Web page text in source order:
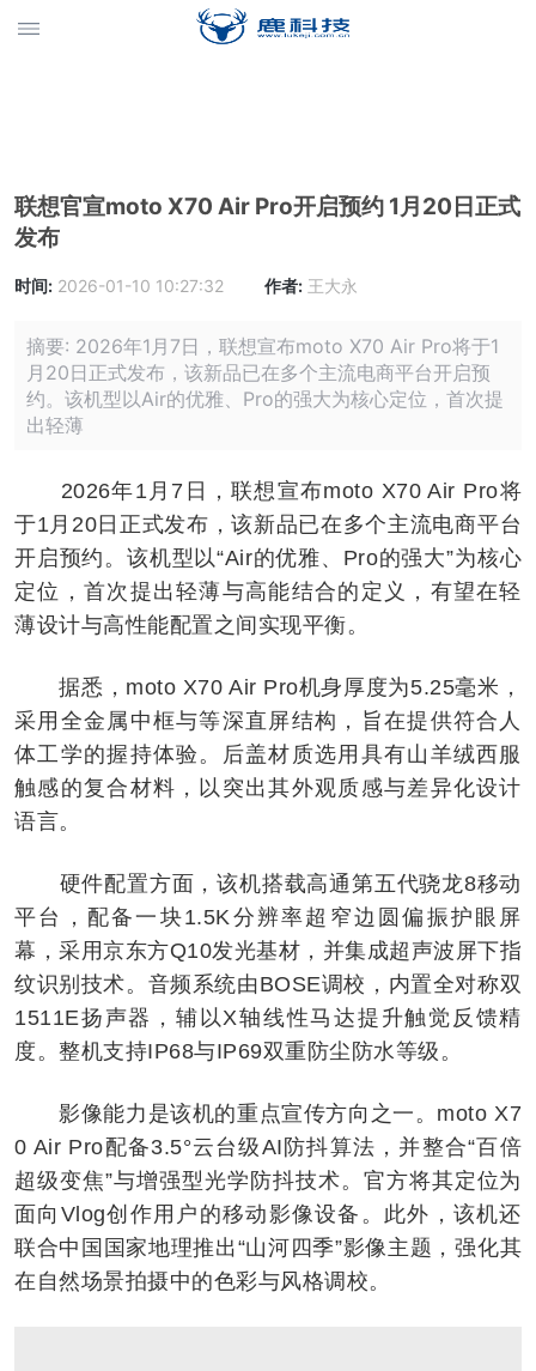
联想官宣moto X70 Air Pro开启预约 1月20日正式
发布
时间: 2026-01-10 10:27:32 作者: 王大永
摘要: 2026年1月7日，联想宣布moto X70 Air Pro将于1
月20日正式发布，该新品已在多个主流电商平台开启预
约。该机型以Air的优雅、Pro的强大为核心定位，首次提
出轻薄
2026年1月7日，联想宣布moto X70 Air Pro将
于1月20日正式发布，该新品已在多个主流电商平台
开启预约。该机型以“Air的优雅、Pro的强大”为核心
定位，首次提出轻薄与高能结合的定义，有望在轻
薄设计与高性能配置之间实现平衡。
据悉，moto X70 Air Pro机身厚度为5.25毫米，
采用全金属中框与等深直屏结构，旨在提供符合人
体工学的握持体验。后盖材质选用具有山羊绒西服
触感的复合材料，以突出其外观质感与差异化设计
语言。
硬件配置方面，该机搭载高通第五代骁龙8移动
平台，配备一块1.5K分辨率超窄边圆偏振护眼屏
幕，采用京东方Q10发光基材，并集成超声波屏下指
纹识别技术。音频系统由BOSE调校，内置全对称双
1511E扬声器，辅以X轴线性马达提升触觉反馈精
度。整机支持IP68与IP69双重防尘防水等级。
影像能力是该机的重点宣传方向之一。moto X7
0 Air Pro配备3.5°云台级AI防抖算法，并整合“百倍
超级变焦”与增强型光学防抖技术。官方将其定位为
面向Vlog创作用户的移动影像设备。此外，该机还
联合中国国家地理推出“山河四季”影像主题，强化其
在自然场景拍摄中的色彩与风格调校。